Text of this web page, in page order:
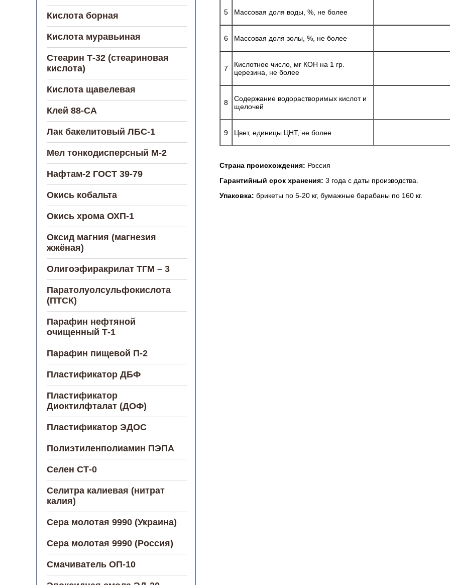
Кислота борная
Кислота муравьиная
Стеарин Т-32 (стеариновая
кислота)
Кислота щавелевая
Клей 88-СА
Лак бакелитовый ЛБС-1
Мел тонкодисперсный М-2
Нафтам-2 ГОСТ 39-79
Окись кобальта
Окись хрома ОХП-1
Оксид магния (магнезия
жжёная)
Олигоэфиракрилат ТГМ – 3
Паратолуолсульфокислота
(ПТСК)
Парафин нефтяной
очищенный Т-1
Парафин пищевой П-2
Пластификатор ДБФ
Пластификатор
Диоктилфталат (ДОФ)
Пластификатор ЭДОС
Полиэтиленполиамин ПЭПА
Селен СТ-0
Селитра калиевая (нитрат
калия)
Сера молотая 9990 (Украина)
Сера молотая 9990 (Россия)
Смачиватель ОП-10
5 Массовая доля воды, %, не более
6 Массовая доля золы, %, не более
7
Кислотное число, мг КОН на 1 гр.
церезина, не более
8
Содержание водорастворимых кислот и
щелочей
9 Цвет, единицы ЦНТ, не более
Страна происхождения: Россия
Гарантийный срок хранения: 3 года с даты производства.
Упаковка: брикеты по 5-20 кг, бумажные барабаны по 160 кг.